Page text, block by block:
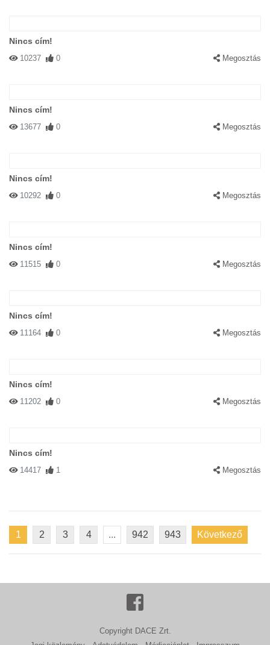
Nincs cím!
10237 0 Megosztás
Nincs cím!
13677 0 Megosztás
Nincs cím!
10292 0 Megosztás
Nincs cím!
11515 0 Megosztás
Nincs cím!
11164 0 Megosztás
Nincs cím!
11202 0 Megosztás
Nincs cím!
14417 1 Megosztás
1 2 3 4 ... 942 943 Következő
Copyright DACE Zrt.